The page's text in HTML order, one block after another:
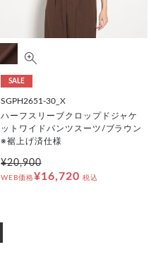
SALE
SGPH2651-30_X
ハーフスリーブクロップドジャケ
ットワイドパンツスーツ/ブラウン
※裾上げ済仕様
¥20,900
WEB価格¥16,720 税込